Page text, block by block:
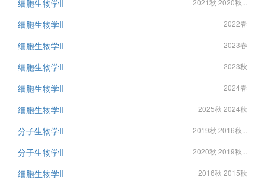
细胞生物学II 2021秋 2020秋...
细胞生物学II 2022春
细胞生物学II 2023春
细胞生物学II 2023秋
细胞生物学II 2024春
细胞生物学II 2025秋 2024秋
分子生物学II 2019秋 2016秋...
分子生物学II 2020秋 2019秋...
细胞生物学II 2016秋 2015秋